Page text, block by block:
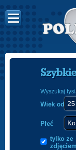
Wyszukaj
Wiek od
Płeć
tylko ze
zdjęciem